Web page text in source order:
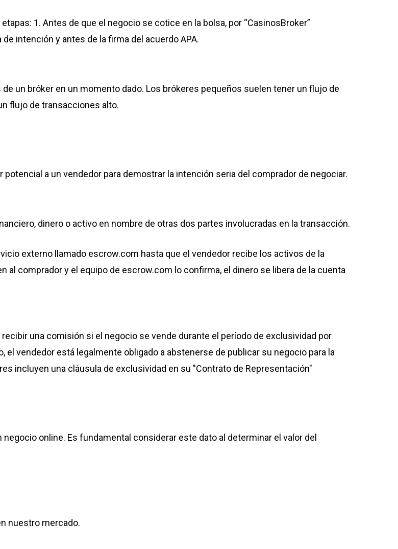
1. Antes de que el negocio se cotice en la bolsa, por “CasinosBroker”
intención y antes de la firma del acuerdo APA.
un bróker en un momento dado. Los brókeres pequeños suelen tener un flujo de
flujo de transacciones alto.
a un vendedor para demostrar la intención seria del comprador de negociar.
dinero o activo en nombre de otras dos partes involucradas en la transacción.
externo llamado escrow.com hasta que el vendedor recibe los activos de la
al comprador y el equipo de escrow.com lo confirma, el dinero se libera de la cuenta
una comisión si el negocio se vende durante el período de exclusividad por
el vendedor está legalmente obligado a abstenerse de publicar su negocio para la
incluyen una cláusula de exclusividad en su "Contrato de Representación"
online. Es fundamental considerar este dato al determinar el valor del
nuestro mercado.